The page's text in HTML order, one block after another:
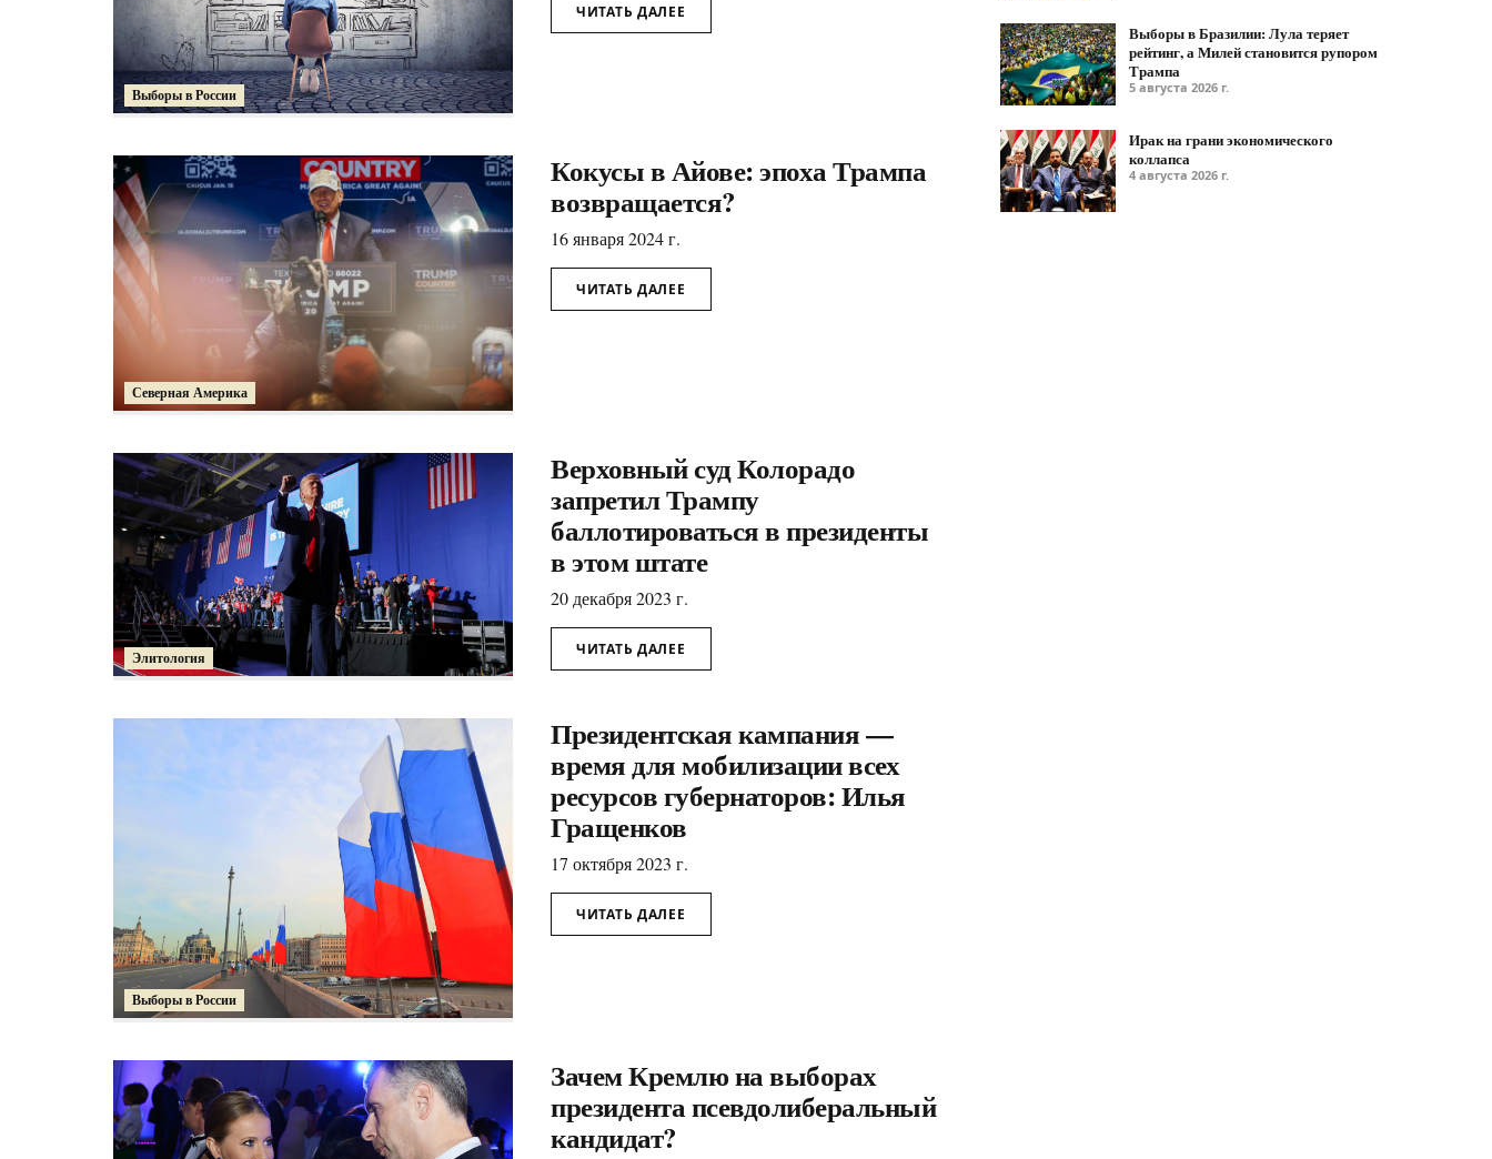
Выборы в России
ЧИТАТЬ ДАЛЕЕ
Северная Америка
Кокусы в Айове: эпоха Трампа
возвращается?
16 января 2024 г.
ЧИТАТЬ ДАЛЕЕ
Элитология
Верховный суд Колорадо
запретил Трампу
баллотироваться в президенты
в этом штате
20 декабря 2023 г.
ЧИТАТЬ ДАЛЕЕ
Выборы в России
Президентская кампания —
время для мобилизации всех
ресурсов губернаторов: Илья
Гращенков
17 октября 2023 г.
ЧИТАТЬ ДАЛЕЕ
Зачем Кремлю на выборах
президента псевдолиберальный
кандидат?
Выборы в Бразилии: Лула теряет
рейтинг, а Милей становится рупором
Трампа
5 августа 2026 г.
Ирак на грани экономического
коллапса
4 августа 2026 г.